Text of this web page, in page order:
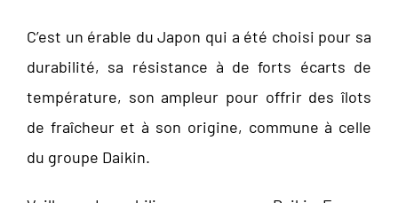
C’est un érable du Japon qui a été choisi pour sa
durabilité, sa résistance à de forts écarts de
température, son ampleur pour offrir des îlots
de fraîcheur et à son origine, commune à celle
du groupe Daikin.